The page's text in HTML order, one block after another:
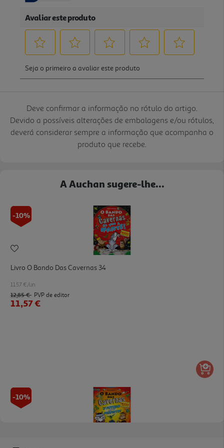
Deve confirmar a informação no rótulo do artigo.
Devido a possíveis alterações de embalagens e/ou rótulos,
deverá considerar sempre a informação que acompanha o
produto que recebe.
A Auchan sugere-lhe...
-10%
Livro O Bando Das Cavernas 34
11.57 €/un
12,85 € PVP de editor
11,57 €
-10%